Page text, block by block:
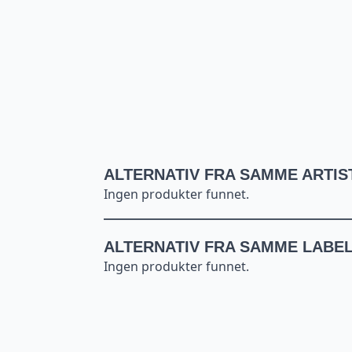
ALTERNATIV FRA SAMME
Ingen produkter funnet.
ALTERNATIV FRA SAMME
Ingen produkter funnet.